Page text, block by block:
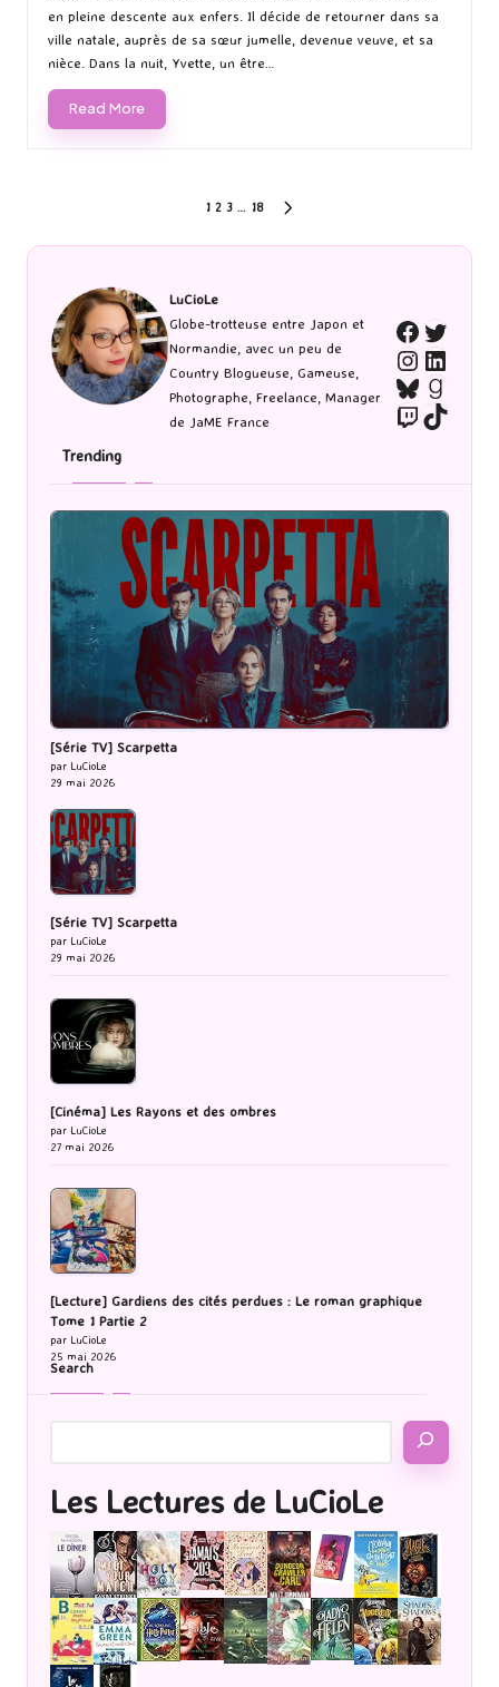
en pleine descente aux enfers. Il décide de retourner dans sa
ville natale, auprès de sa sœur jumelle, devenue veuve, et sa
nièce. Dans la nuit, Yvette, un être…
Read More
des
publications
1 2 3 … 18
LuCioLe
Globe-trotteuse entre Japon et
Normandie, avec un peu de
Country Blogueuse, Gameuse,
Photographe, Freelance, Manager
de JaME France
Bluesky
TwitchTikTok
Trending
[Série TV] Scarpetta
par LuCioLe
29 mai 2026
[Série TV] Scarpetta
par LuCioLe
29 mai 2026
[Cinéma] Les Rayons et des ombres
par LuCioLe
27 mai 2026
[Lecture] Gardiens des cités perdues : Le roman graphique
Tome 1 Partie 2
par LuCioLe
25 mai 2026
Search
Les Lectures de LuCioLe